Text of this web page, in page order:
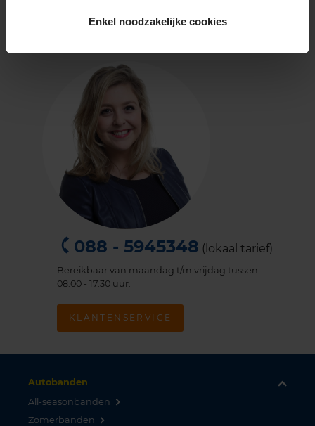
Enkel noodzakelijke cookies
Wij helpen je graag
088 - 5945348 (lokaal tarief)
Bereikbaar van maandag t/m vrijdag tussen
08.00 - 17.30 uur.
KLANTENSERVICE
Autobanden
All-seasonbanden
Zomerbanden